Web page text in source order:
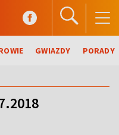
GWIAZDY PORADY